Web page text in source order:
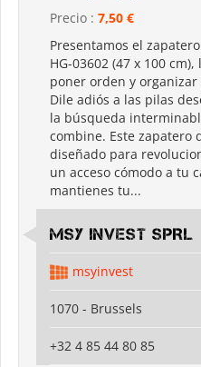
Precio : 7,50 €
Presentamos el
HG-03602 (47 x 100
poner orden y
Dile adiós a las pilas
la búsqueda
combine. Este zapatero
diseñado para
un acceso cómodo a tu
mantienes tu...
MSY INVEST SPRL
msyinvest
1070 - Brussels
+32 4 85 44 80 85